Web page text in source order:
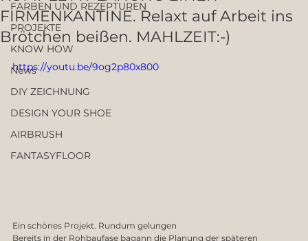
FARBEN UND REZEPTUREN
PROJEKTE
KNOW HOW
News
DIY ZEICHNUNG
DESIGN YOUR SHOE
AIRBRUSH
FANTASYFLOOR
FIRMENKANTINE. Relaxt auf Arbeit ins
Brötchen beißen. MAHLZEIT:-)
https://youtu.be/9og2p80x800
Ein schönes Projekt. Rundum gelungen
Bereits in der Rohbaufase bagann die Planung der späteren